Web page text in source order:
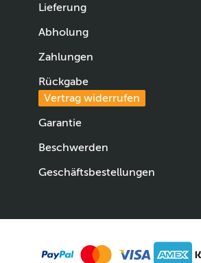
Lieferung
Abholung
Zahlungen
Rückgabe
Vertrag widerrufen
Garantie
Beschwerden
Geschäftsbestellungen